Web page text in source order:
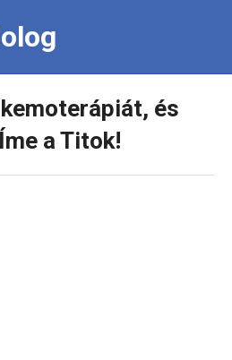
és
a Titok!